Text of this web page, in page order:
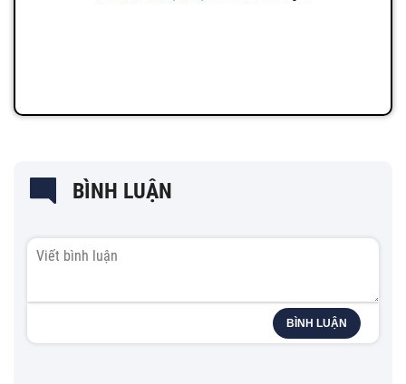
BÌNH LUẬN
BÌNH LUẬN